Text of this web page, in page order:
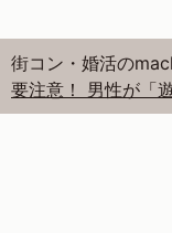
街コン・婚活の
要注意！ 男性が「